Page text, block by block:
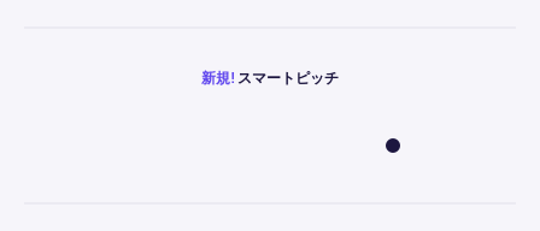
新規! スマートピッチ